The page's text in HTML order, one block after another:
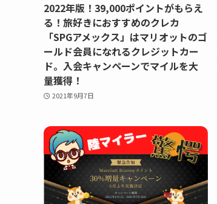
2022年版！39,000ポイントがもらえ
る！旅好きにおすすめのクレカ
「SPGアメックス」はマリオットのゴ
ールド会員になれるクレジットカー
ド。入会キャンペーンでマイルを大
量獲得！
2021年9月7日